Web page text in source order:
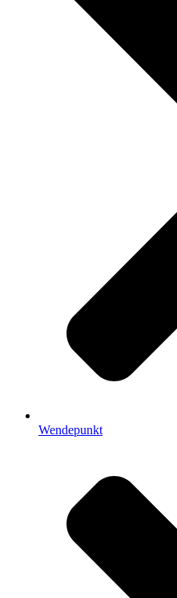
Wendepunkt